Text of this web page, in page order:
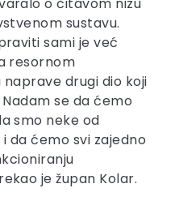
o čitavom nizu
sustavu.
sami je već
resornom
drugi dio koji
se da ćemo
smo neke od
da ćemo svi zajedno
je župan Kolar.